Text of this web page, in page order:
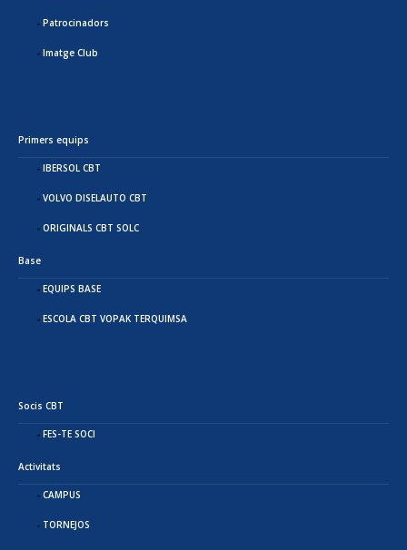
Patrocinadors
Imatge Club
Primers equips
IBERSOL CBT
VOLVO DISELAUTO CBT
ORIGINALS CBT SOLC
Base
EQUIPS BASE
ESCOLA CBT VOPAK TERQUIMSA
Socis CBT
FES-TE SOCI
Activitats
CAMPUS
TORNEJOS